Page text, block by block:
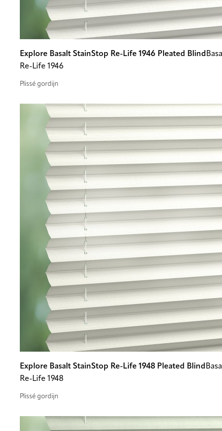
Explore Basalt StainStop Re-Life 1946 Pleated Blind
Re-Life 1946
Plissé gordijn
Explore Basalt StainStop Re-Life 1948 Pleated Blind
Re-Life 1948
Plissé gordijn